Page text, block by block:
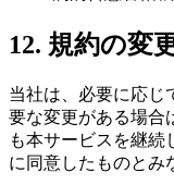
12. 規約の変
当社は、必要に応じ
要な変更がある場合
も本サービスを継続
に同意したものとみ